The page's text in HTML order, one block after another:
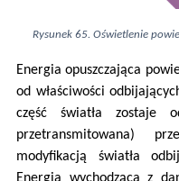
Rysunek 65. Oświetlenie
Energia opuszczająca
od właściwości
część światła zostaje
przetransmitowana)
modyfikacją światła
Energia wychodząca z